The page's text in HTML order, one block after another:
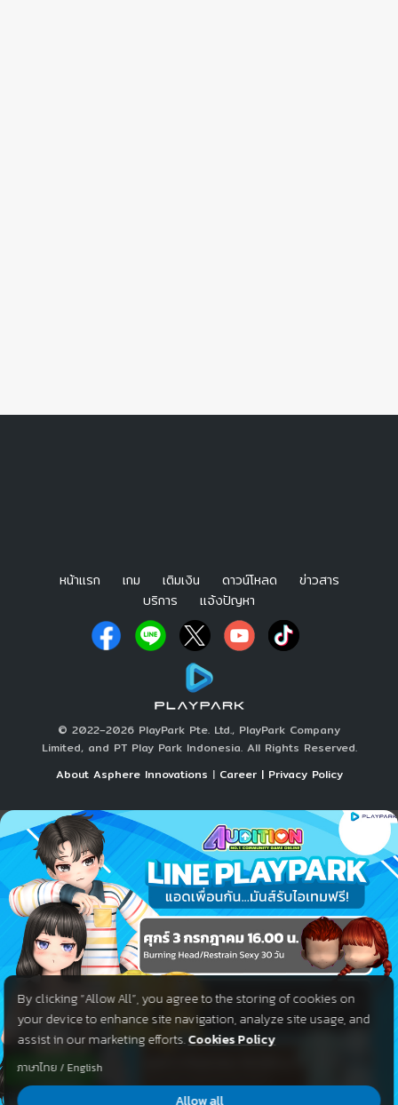
หน้าแรก เกม เติมเงิน ดาวน์โหลด
ข่าวสาร
บริการ
แจ้งปัญหา
© 2022–2026 PlayPark Pte. Ltd., PlayPark Company
Limited, and PT Play Park Indonesia. All Rights Reserved.
About Asphere Innovations | Career | Privacy Policy
By clicking “Allow All”, you agree to the storing of cookies on
your device to enhance site navigation, analyze site usage, and
assist in our marketing efforts.Cookies Policy
ภาษาไทย / English
Allow all